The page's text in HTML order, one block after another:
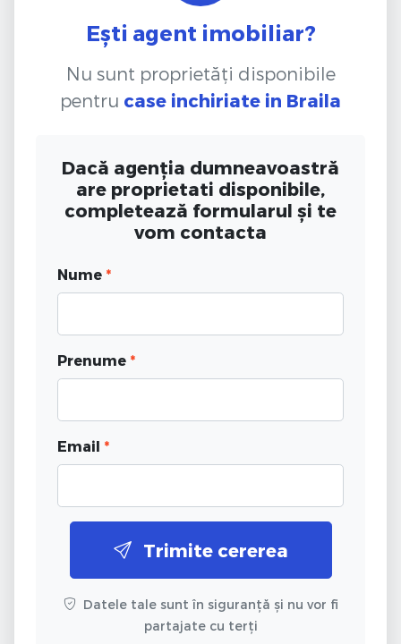
Ești agent imobiliar?
Nu sunt proprietăți disponibile
pentru case inchiriate in Braila
Dacă agenția dumneavoastră
are proprietati disponibile,
completează formularul și te
vom contacta
Nume *
Prenume *
Email *
Trimite cererea
Datele tale sunt în siguranță și nu vor fi
partajate cu terți